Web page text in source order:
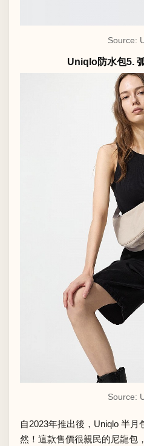
Source:
Uniqlo防水包5.
Source:
自2023年推出後，Uniqlo 半
然！這款售價很親民的尼龍包